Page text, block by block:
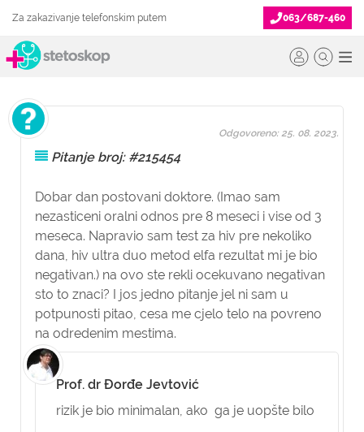
Za zakazivanje telefonskim putem 063/687-460
Pitanje broj: #215454
Dobar dan postovani doktore. (Imao sam
nezasticeni oralni odnos pre 8 meseci i vise od 3
meseca. Napravio sam test za hiv pre nekoliko
dana, hiv ultra duo metod elfa rezultat mi je bio
negativan.) na ovo ste rekli ocekuvano negativan
sto to znaci? I jos jedno pitanje jel ni sam u
potpunosti pitao, cesa me cjelo telo na povreno
na odredenim mestima.
Odgovoreno: 25. 08. 2023.
Prof. dr Đorđe Jevtović
rizik je bio minimalan, ako ga je uopšte bilo